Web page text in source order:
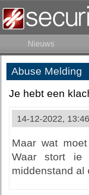
Nieuws
Abuse Melding
Je hebt een
14-12-2022,
Maar wat
Waar stort ie
middenstand al